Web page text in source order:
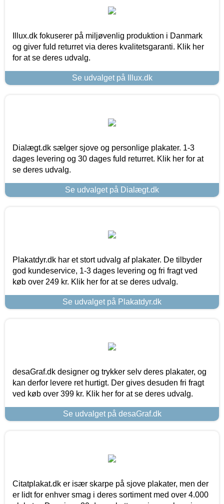
Illux.dk fokuserer på miljøvenlig produktion i Danmark
og giver fuld returret via deres kvalitetsgaranti. Klik her
for at se deres udvalg.
Se udvalget på Illux.dk
Dialægt.dk sælger sjove og personlige plakater. 1-3
dages levering og 30 dages fuld returret. Klik her for at
se deres udvalg.
Se udvalget på Dialægt.dk
Plakatdyr.dk har et stort udvalg af plakater. De tilbyder
god kundeservice, 1-3 dages levering og fri fragt ved
køb over 249 kr. Klik her for at se deres udvalg.
Se udvalget på Plakatdyr.dk
desaGraf.dk designer og trykker selv deres plakater, og
kan derfor levere ret hurtigt. Der gives desuden fri fragt
ved køb over 399 kr. Klik her for at se deres udvalg.
Se udvalget på desaGraf.dk
Citatplakat.dk er især skarpe på sjove plakater, men der
er lidt for enhver smag i deres sortiment med over 4.000